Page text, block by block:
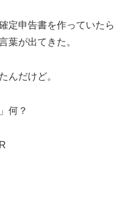
定申告書を作っていたら
葉が出てきた。
んだけど。
何？